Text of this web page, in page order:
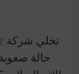
حالة